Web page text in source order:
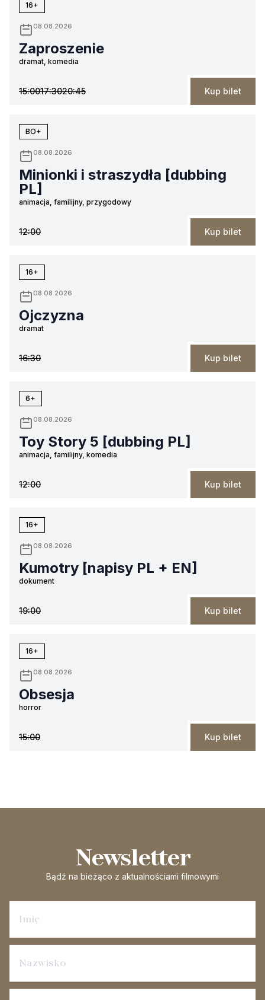
16+
08.08.2026
Zaproszenie
dramat, komedia
15:0017:3020:45 Kup bilet
BO+
08.08.2026
Minionki i straszydła [dubbing
PL]
animacja, familijny, przygodowy
12:00 Kup bilet
16+
08.08.2026
Ojczyzna
dramat
16:30 Kup bilet
6+
08.08.2026
Toy Story 5 [dubbing PL]
animacja, familijny, komedia
12:00 Kup bilet
16+
08.08.2026
Kumotry [napisy PL + EN]
dokument
19:00 Kup bilet
16+
08.08.2026
Obsesja
horror
15:00 Kup bilet
Newsletter
Bądź na bieżąco z aktualnościami filmowymi